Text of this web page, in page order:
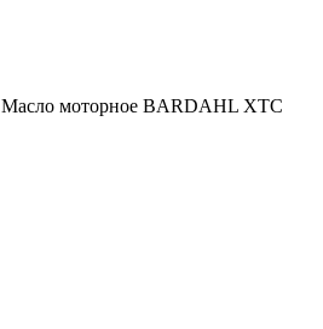
Масло моторное BARDAHL XTC